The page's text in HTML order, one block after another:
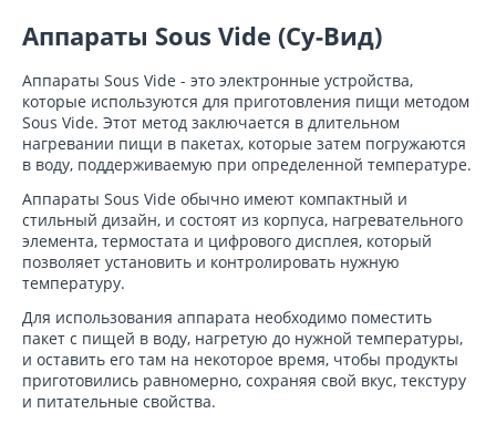
Аппараты Sous Vide (Су-Вид)
Аппараты Sous Vide - это электронные устройства,
которые используются для приготовления пищи методом
Sous Vide. Этот метод заключается в длительном
нагревании пищи в пакетах, которые затем погружаются
в воду, поддерживаемую при определенной температуре.
Аппараты Sous Vide обычно имеют компактный и
стильный дизайн, и состоят из корпуса, нагревательного
элемента, термостата и цифрового дисплея, который
позволяет установить и контролировать нужную
температуру.
Для использования аппарата необходимо поместить
пакет с пищей в воду, нагретую до нужной температуры,
и оставить его там на некоторое время, чтобы продукты
приготовились равномерно, сохраняя свой вкус, текстуру
и питательные свойства.